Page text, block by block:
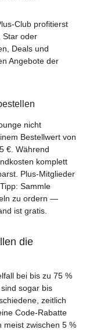
Club profitierst
Star oder
Deals und
Angebote der
nicht
Bestellwert von
€. Während
komplett
Plus-Mitglieder
Sammle
zu ordern —
ist gratis.
die
bei bis zu 75 %
sogar bis
zeitlich
Code-Rabatte
meist zwischen 5 %